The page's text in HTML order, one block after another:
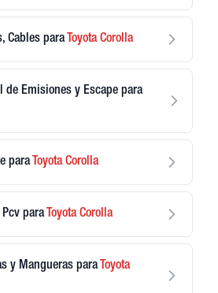
Cables para ToyotaCorolla
de Emisiones y Escape para
para ToyotaCorolla
para ToyotaCorolla
y Mangueras para Toyota